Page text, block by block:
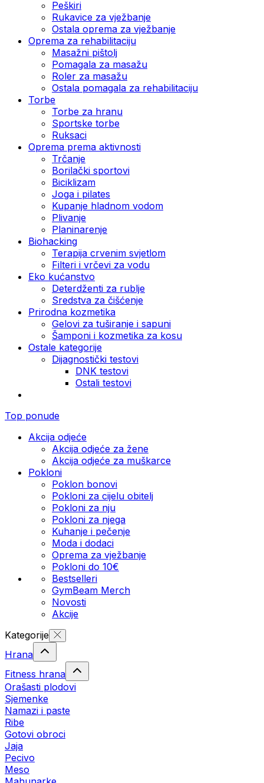
Peškiri
Rukavice za vježbanje
Ostala oprema za vježbanje
Oprema za rehabilitaciju
Masažni pištolj
Pomagala za masažu
Roler za masažu
Ostala pomagala za rehabilitaciju
Torbe
Torbe za hranu
Sportske torbe
Ruksaci
Oprema prema aktivnosti
Trčanje
Borilački sportovi
Biciklizam
Joga i pilates
Kupanje hladnom vodom
Plivanje
Planinarenje
Biohacking
Terapija crvenim svjetlom
Filteri i vrčevi za vodu
Eko kućanstvo
Deterdženti za rublje
Sredstva za čišćenje
Prirodna kozmetika
Gelovi za tuširanje i sapuni
Šamponi i kozmetika za kosu
Ostale kategorije
Dijagnostički testovi
DNK testovi
Ostali testovi
Top ponude
Akcija odjeće
Akcija odjeće za žene
Akcija odjeće za muškarce
Pokloni
Poklon bonovi
Pokloni za cijelu obitelj
Pokloni za nju
Pokloni za njega
Kuhanje i pečenje
Moda i dodaci
Oprema za vježbanje
Pokloni do 10€
Bestselleri
GymBeam Merch
Novosti
Akcije
Kategorije
Hrana
Fitness hrana
Orašasti plodovi
Sjemenke
Namazi i paste
Ribe
Gotovi obroci
Jaja
Pecivo
Meso